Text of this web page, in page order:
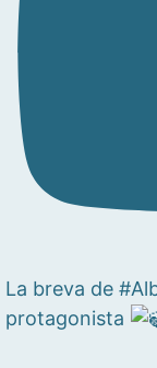
La breva de
protagonista